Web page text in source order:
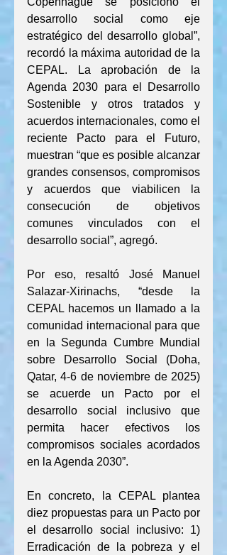
desarrollo social como eje
estratégico del desarrollo global”,
recordó la máxima autoridad de la
CEPAL. La aprobación de la
Agenda 2030 para el Desarrollo
Sostenible y otros tratados y
acuerdos internacionales, como el
reciente Pacto para el Futuro,
muestran “que es posible alcanzar
grandes consensos, compromisos
y acuerdos que viabilicen la
consecución de objetivos
comunes vinculados con el
desarrollo social”, agregó.
Por eso, resaltó José Manuel
Salazar-Xirinachs, “desde la
CEPAL hacemos un llamado a la
comunidad internacional para que
en la Segunda Cumbre Mundial
sobre Desarrollo Social (Doha,
Qatar, 4-6 de noviembre de 2025)
se acuerde un Pacto por el
desarrollo social inclusivo que
permita hacer efectivos los
compromisos sociales acordados
en la Agenda 2030”.
En concreto, la CEPAL plantea
diez propuestas para un Pacto por
el desarrollo social inclusivo: 1)
Erradicación de la pobreza y el